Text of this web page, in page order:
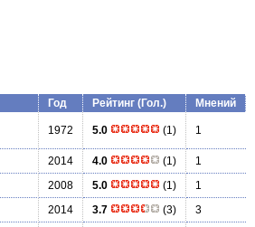
Год Рейтинг (Гол.)
Мнений
1972 5.0 (1) 1
2014 4.0 (1)
1
2008 5.0 (1)
1
2014 3.7 (3)
3